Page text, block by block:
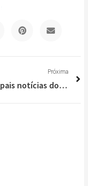
Próxima
Principais notícias do Brasil e do Mundo nesta segunda-feira (25/10)